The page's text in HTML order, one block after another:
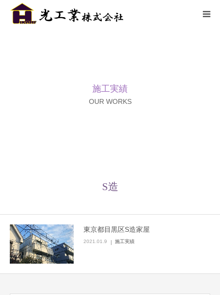
施工実績
OUR WORKS
S造
東京都目黒区S造家屋
2021.01.9 施工実績